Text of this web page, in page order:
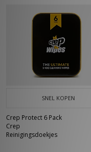
SNEL KOPEN
Crep Protect 6 Pack
Crep
Reinigingsdoekjes